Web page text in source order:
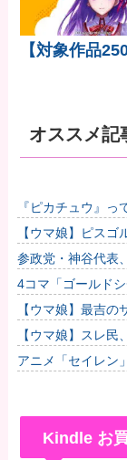
【対象作品
オススメ記
『ピカチュウ』
【ウマ娘】ピスゴ
ね他
参政党・神谷代表
一刀両断
4コマ「ゴールド
ウルス」
【ウマ娘】最吉の
【ウマ娘】スレ民
ず拒否してしまう
アニメ「セイレン
Kindle お